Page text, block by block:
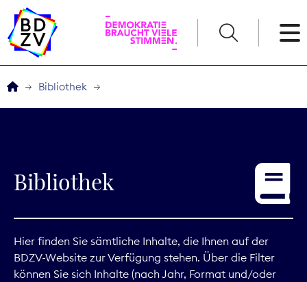
Service
Digitales
Bibliothek
Bibliothek
Hier finden Sie sämtliche Inhalte, die Ihnen auf der
BDZV-Website zur Verfügung stehen. Über die Filter
können Sie sich Inhalte (nach Jahr, Format und/oder